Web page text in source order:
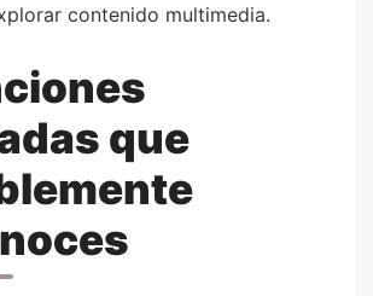
contenido multimedia.
que